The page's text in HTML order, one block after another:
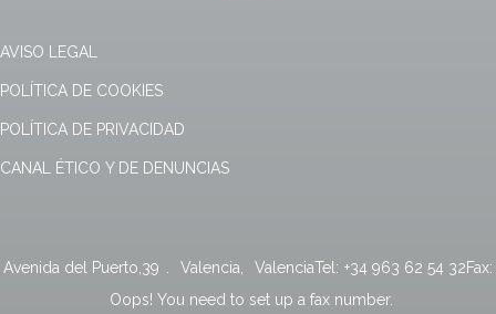
AVISO LEGAL
POLÍTICA DE COOKIES
POLÍTICA DE PRIVACIDAD
CANAL ÉTICO Y DE DENUNCIAS
Avenida del Puerto,39 . Valencia, ValenciaTel: +34 963 62 54 32Fax:
Oops! You need to set up a fax number.